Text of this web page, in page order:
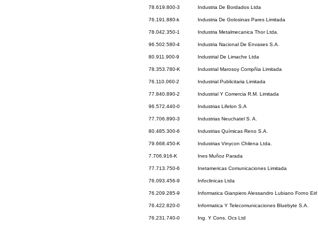
78.619.800-3 Industria De Bordados Ltda
76.191.880-k Industria De Golosinas Pares Limitada
78.042.350-1 Industria Metalmecanica Thor Ltda.
96.502.580-4 Industria Nacional De Envases S.A.
80.911.900-9 Industrial De Limache Ltda
78.353.780-K Industrial Marosoy Compñia Limitada
76.110.060-2 Industrial Publicitaria Limitada
77.840.890-2 Industrial Y Comercia R.M. Limitada
96.572.440-0 Industrias Lifelon S.A
77.706.890-3 Industrias Neuchatel S. A.
80.485.300-6 Industrias Químicas Reno S.A.
79.668.450-K Industrias Vinycon Chilena Ltda.
7.706.916-K Ines Muñoz Parada
77.713.750-6 Inetamericas Comunicaciones Limitada
76.093.456-9 Infoclinicas Ltda
76.209.285-9 Informatica Gianpiero Alessandro Lubiano Forno Eirl
76.422.820-0 Informatica Y Telecomunicaciones Bluebyte S.A.
76.231.740-0 Ing. Y Cons. Ocs Ltd